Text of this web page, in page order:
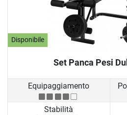
Disponibile
Set Panca Pesi
Equipaggiamento
Stabilità